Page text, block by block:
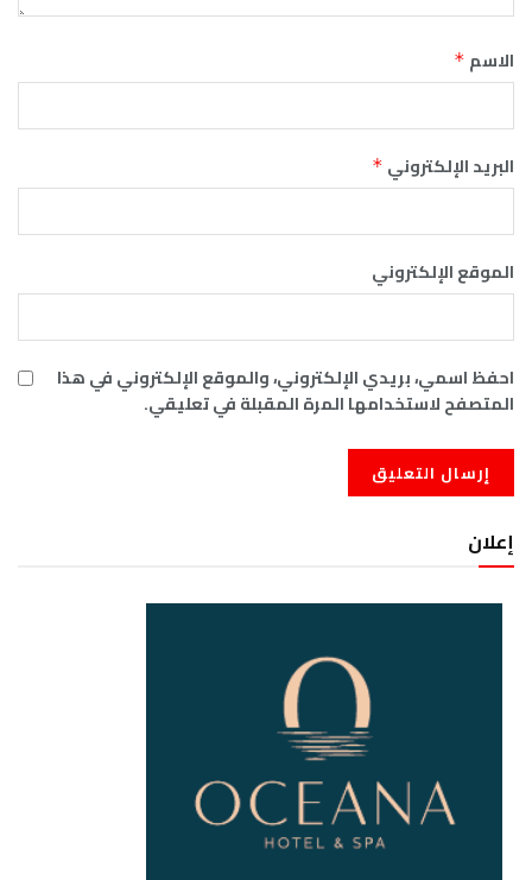
الاسم *
البريد الإلكتروني *
الموقع الإلكتروني
احفظ اسمي، بريدي الإلكتروني، والموقع الإلكتروني في هذا
المتصفح لاستخدامها المرة المقبلة في تعليقي.
إعلان